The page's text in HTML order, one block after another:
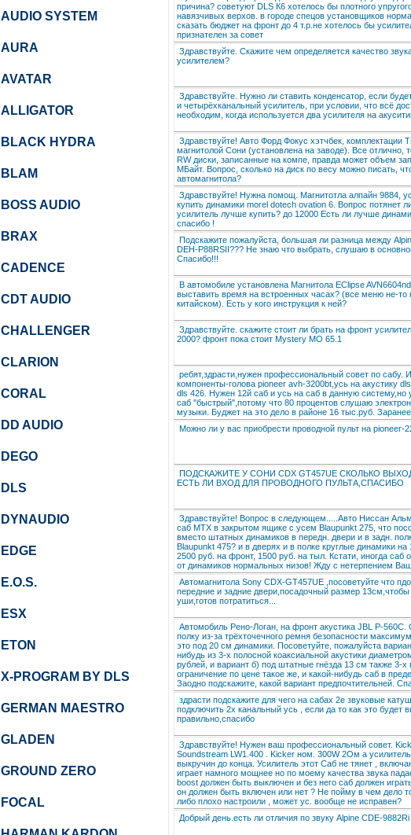
AUDIO SYSTEM
AURA
AVATAR
ALLIGATOR
BLACK HYDRA
BLAM
BOSS AUDIO
BRAX
CADENCE
CDT AUDIO
CHALLENGER
CLARION
CORAL
DD AUDIO
DEGO
DLS
DYNAUDIO
EDGE
E.O.S.
ESX
ETON
X-PROGRAM BY DLS
GERMAN MAESTRO
GLADEN
GROUND ZERO
FOCAL
причина? советуют DLS К6 хотелось бы плотного
навязчивых верхов. в городе спецов установщиков
сказать бюджет на фронт до 4 т.р.не хотелось бы
признателен за совет
Здравствуйте. Скажите чем определяется качество
усилителем?
Здравствуйте. Нужно ли ставить конденсатор, если
и четырёхканальный усилитель, при условии, что всё
необходим, когда используется два усилителя на
Здравствуйте! Авто Форд Фокус хэтчбек, комплектации
магнитолой Сони (установлена на заводе). Все отлично,
RW диски, записанные на компе, правда может объем
МБайт. Вопрос, сколько на диск по весу можно писать,
автомагнитола?
Здравствуйте! Нужна помощ. Магнитотла алпайн 9884,
купить динамики morel dotech ovation 6. Вопрос потянет
усилитель лучше купить? до 12000 Есть ли лучше
спасибо !
Подскажите пожалуйста, большая ли разница между
DEH-P88RSII??? Не знаю что выбрать, слушаю в
Спасибо!!!
В автомобиле установлена Магнитола EСlipse
выставить время на встроенных часах? (все меню не-то
китайском). Есть у кого инструкция к ней?
Здравствуйте. скажите стоит ли брать на фронт
2000? фронт пока стоит Mystery MO 65.1
ребят,здрасти,нужен профессиональный совет по
компоненты-голова pioneer avh-3200bt,усь на акустику
dls 426. Нужен 12й саб и усь на саб в данную
саб ''быстрый'',потому что 80 процентов слушаю
музыки. Буджет на это дело в районе 16 тыс.руб.
Можно ли у вас приобрести проводной пульт на pioneer-
ПОДСКАЖИТЕ У СОНИ CDX GT457UE СКОЛЬКО
ЕСТЬ ЛИ ВХОД ДЛЯ ПРОВОДНОГО ПУЛЬТА,СПАСИБО
Здравствуйте! Вопрос в следующем.....Авто Ниссан
саб MTX в закрытом ящике с усем Blaupunkt 275, что
вместо штатных динамиков в передн. двери и в задн.
Blaupunkt 475? и в дверях и в полке круглые динамики
2500 руб. на фронт, 1500 руб. на тыл. Кстати, иногда саб
от динамиков нормальных низов! Жду с нетерпением
Автомагнитола Sony CDX-GT457UE ,посоветуйте что
передние и задние двери,посадочный размер
уши,готов потратиться...
Автомобиль Рено-Логан, на фронт акустика JBL P-560C.
полку из-за трёхточечного ремня безопасности
это под 20 см динамики. Посоветуйте, пожалуйста
нибудь из 3-х полосной коаксиальной акустики
рублей, и вариант б) под штатные гнёзда 13 см также 3-х
ограничение по цене такое же, и какой-нибудь саб в
Заодно подскажите, какой вариант предпочтительней.
здрасти подскажите для чего на сабах 2е звуковые
подключить 2х канальный усь , если да то как это будет
правильно,спасибо
Здравствуйте! Нужен ваш профессиональный совет.
Soundstream LW1.400 . Kicker ном. 300W 2Ом а
выкручин до конца. Усилитель этот Саб не тянет ,
играет намного мощнее но по моему качества звука
boost должен быть выключен и без него саб должен
он должен быть включен или нет ? Не пойму в чем дело
либо плохо настроили , может ус. вообще не исправен?
Добрый день.есть ли отличия по звуку Alpine CDE-